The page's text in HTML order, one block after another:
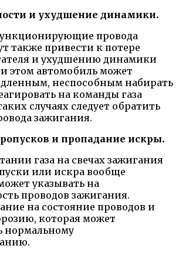
и ухудшение динамики.
провода
также привести к потере
и ухудшению динамики
этом автомобиль может
неспособным набирать
на команды газа
случаях следует обратить
зажигания.
и пропадание искры.
газа на свечах зажигания
или искра вообще
указывать на
проводов зажигания.
на состояние проводов и
которая может
нормальному